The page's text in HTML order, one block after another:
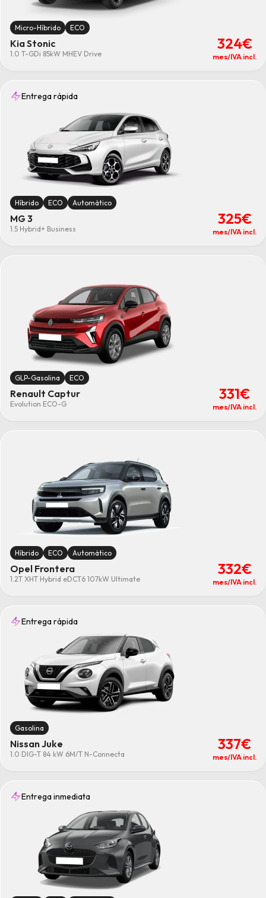
Micro-Híbrido ECO
Kia Stonic
1.0 T-GDi 85kW MHEV Drive
324€
mes/IVA incl.
Entrega rápida
Híbrido ECO Automático
MG 3
1.5 Hybrid+ Business
325€
mes/IVA incl.
GLP-Gasolina ECO
Renault Captur
Evolution ECO-G
331€
mes/IVA incl.
Híbrido ECO Automático
Opel Frontera
1.2T XHT Hybrid eDCT6 107kW Ultimate
332€
mes/IVA incl.
Entrega rápida
Gasolina
Nissan Juke
1.0 DIG-T 84 kW 6M/T N-Connecta
337€
mes/IVA incl.
Entrega inmediata